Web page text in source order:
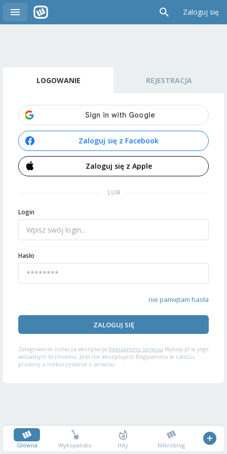
Zaloguj się
LOGOWANIE REJESTRACJA
Zaloguj się z Facebook
Zaloguj się z Apple
LUB
Login
Hasło
nie pamiętam hasła
ZALOGUJ SIĘ
Zalogowanie oznacza akceptację Regulaminu serwisu Wykop.pl w jego
aktualnym brzmieniu. Jeśli nie akceptujesz Regulaminu w całości,
prosimy o niekorzystanie z serwisu.
Główna Wykopalisko Hity Mikroblog